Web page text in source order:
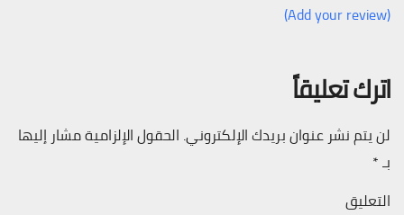
(Add your review)
اترك تعليقاً
لن يتم نشر عنوان بريدك الإلكتروني. الحقول الإلزامية مشار إليها
بـ*
التعليق